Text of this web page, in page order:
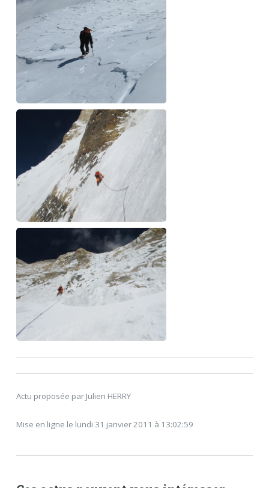
Actu proposée par Julien HERRY
Mise en ligne le lundi 31 janvier 2011 à 13:02:59